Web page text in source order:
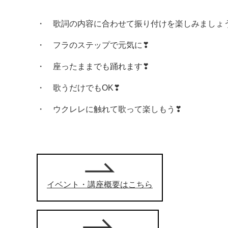
・ 歌詞の内容に合わせて振り付けを楽しみましょ
・ フラのステップで元気に❣
・ 座ったままでも踊れます❣
・ 歌うだけでもOK❣
・ ウクレレに触れて歌って楽しもう❣
イベント・講座概要はこちら